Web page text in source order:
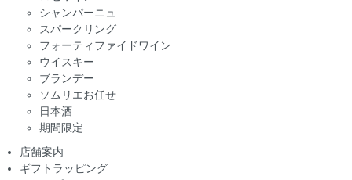
シャンパーニュ
スパークリング
フォーティファイドワイン
ウイスキー
ブランデー
ソムリエお任せ
日本酒
期間限定
店舗案内
ギフトラッピング